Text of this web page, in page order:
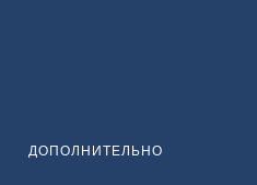
ДОПОЛНИТЕЛЬНО